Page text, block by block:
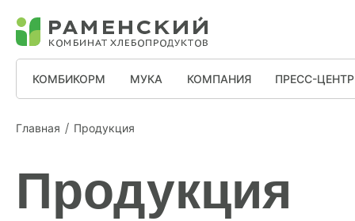
КОМБИКОРМ МУКА КОМПАНИЯ ПРЕСС-ЦЕНТР
Главная Продукция
Продукция